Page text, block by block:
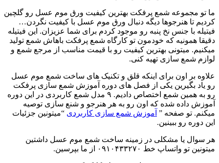
ما تو مجموعه شمع پرفکت بهترین کیفیت ورق موم عسل رو گلچین
کردیم تا هنرجوها دیگه دنبال ورق موم عسل با کیفیت نگردن…
فیتیله با جنس نخ پنبه رو موجود کردم برای شما عزیزان. این فیتیله
دقیقا همونیه که خودمون تو کارگاه شمع پرفکت باهاش شمع تولید
میکنیم. میتونی بهترین کیفیت رو با قیمت مناسب از مرجع شمع و
لوازم شمع سازی تهیه کنی.
علاوه بر اون برای اینکه قلق و تکنیک های ساخت شمع موم عسل
رو یاد بگیرین یکی از فصل های دوره آموزش شمع سازی پرفکت
رو به همین شمع اختصاص دادیم. ۹ مدل شمع کاربردی در این دوره
آموزش داده شده که اون رو به هر هنرجو و شنع سازی توصیه
میکنم. تو صفحه ” آموزش شمع سازی کاربردی “میتونین جزئیات
این دوره رو ببینین.
هر سوال یا مشکلی در زمینه ساخت شمع موم عسل داشتین
میتونین تو واتساپ خط ۰۹۱۰۴۳۳۲۷۰ از ما بپرسین.